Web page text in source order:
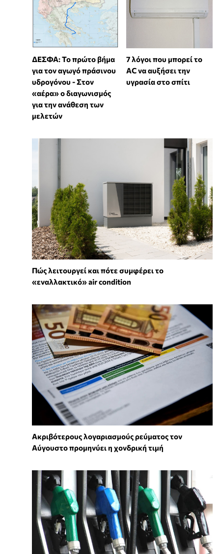
ΔΕΣΦΑ: Το πρώτο βήμα
για τον αγωγό πράσινου
υδρογόνου - Στον
«αέρα» ο διαγωνισμός
για την ανάθεση των
μελετών
7 λόγοι που μπορεί το
AC να αυξήσει την
υγρασία στο σπίτι
Πώς λειτουργεί και πότε συμφέρει το
«εναλλακτικό» air condition
Ακριβότερους λογαριασμούς ρεύματος τον
Αύγουστο προμηνύει η χονδρική τιμή